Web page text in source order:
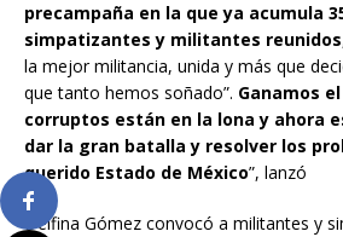
precampaña en la que ya acumula
simpatizantes y militantes reunidos
la mejor militancia, unida y más que
que tanto hemos soñado”. Ganamos
corruptos están en la lona y ahora
dar la gran batalla y resolver los
querido Estado de México”, lanzó
Delfina Gómez convocó a militantes y